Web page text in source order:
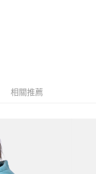
於每月結算日後寄送繳費提
／台灣大直營門市／銀行轉
係目的，商店將以您的個人
跳轉至「AFTEE先享後付」
成結帳。
的連結，可透過四大超商／
先享後付」服務完成之交
將交易相關給付款項請求債
：
費
相關推薦